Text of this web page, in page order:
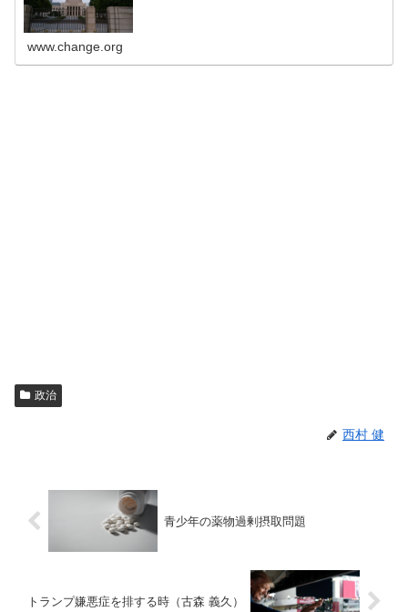
www.change.org
政治
西村 健
青少年の薬物過剰摂取問題
トランプ嫌悪症を排する時（古森 義久）